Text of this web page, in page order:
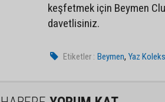
keşfetmek için Beymen
davetlisiniz.
Etiketler : Beymen,Yaz